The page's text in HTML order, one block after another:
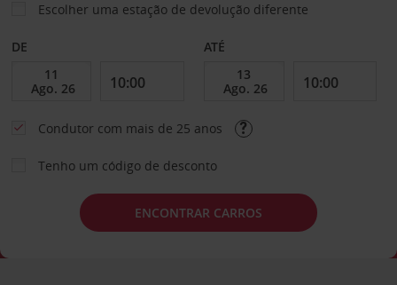
Escolher uma estação de devolução diferente
DE ATÉ
Condutor com mais de 25 anos
Tenho um código de desconto
ENCONTRAR CARROS